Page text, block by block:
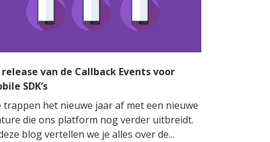
release van de Callback Events voor
SDK’s
trappen het nieuwe jaar af met een nieuwe
die ons platform nog verder uitbreidt.
blog vertellen we je alles over de...